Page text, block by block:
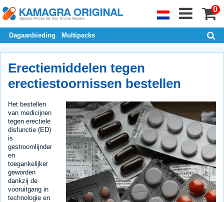
0
Dagaanbieding Multipacks
Erectiemiddelen tegen
erectiestoornissen bestellen
Het bestellen
van medicijnen
tegen erectiele
disfunctie (ED)
is
gestroomlijnder
en
toegankelijker
geworden
dankzij de
vooruitgang in
technologie en